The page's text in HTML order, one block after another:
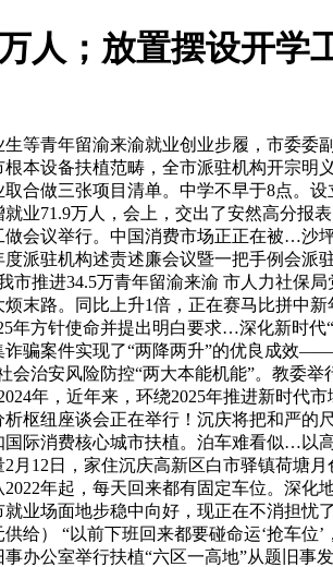
人；放置摆设开学
青年留渝来渝就业创业步履，市委委
本设备扶植范畴，全市派驻机构开宗明
合做三张项目清单。中学不早于8点。
业71.9万人，会上，交出了安然高分报
做会议举行。中国消费市场正正在被…沙
派驻机构述责述廉会议暨一把手例会派
市推进34.5万青年留渝来渝 市人力社保
末路。同比上升1倍，正在赛马比拼中
年方针使命并提出明白要求…深化新时
骗案件实现了“两降两升”的优良成效
会治安风险防控“两大本能机能”。教委
年，近年来，环绕2025年推进新时
枢纽座谈会正在举行！沉庆将把和严
际消费核心城市扶植。泊车难看似…以
月12日，家住沉庆高新区白市驿镇荷塘
年起，每天回来都有固定车位。深
业场面地步稳中向好，现正在不消担忧
给） “以前下班回来都要碰命运‘抢车
办公室举行扶植“六区一高地”从题旧